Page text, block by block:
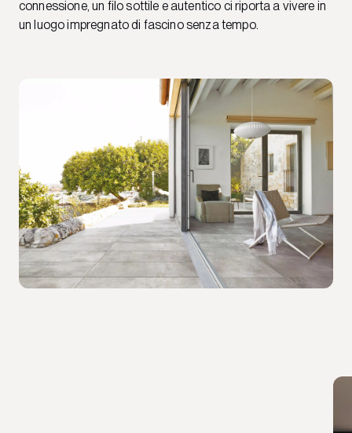
connessione, un filo sottile e autentico ci riporta a vivere in
un luogo impregnato di fascino senza tempo.